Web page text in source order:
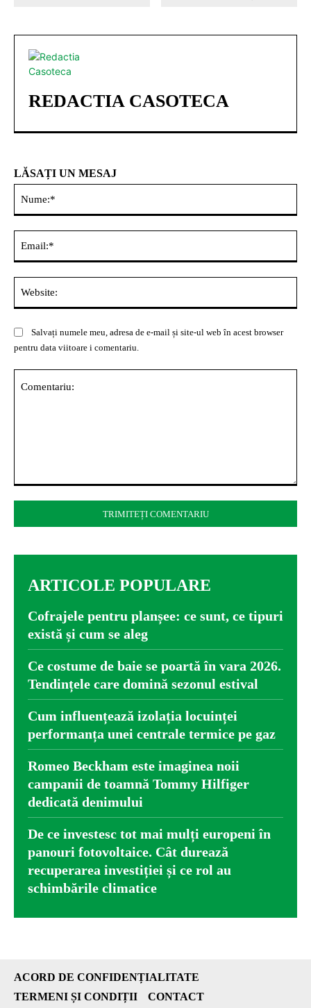
REDACTIA CASOTECA
LĂSAȚI UN MESAJ
Salvați numele meu, adresa de e-mail și site-ul web în acest browser
pentru data viitoare i comentariu.
ARTICOLE POPULARE
Cofrajele pentru planșee: ce sunt, ce tipuri
există și cum se aleg
Ce costume de baie se poartă în vara 2026.
Tendințele care domină sezonul estival
Cum influențează izolația locuinței
performanța unei centrale termice pe gaz
Romeo Beckham este imaginea noii
campanii de toamnă Tommy Hilfiger
dedicată denimului
De ce investesc tot mai mulți europeni în
panouri fotovoltaice. Cât durează
recuperarea investiției și ce rol au
schimbările climatice
ACORD DE CONFIDENȚIALITATE
TERMENI ȘI CONDIȚII
CONTACT